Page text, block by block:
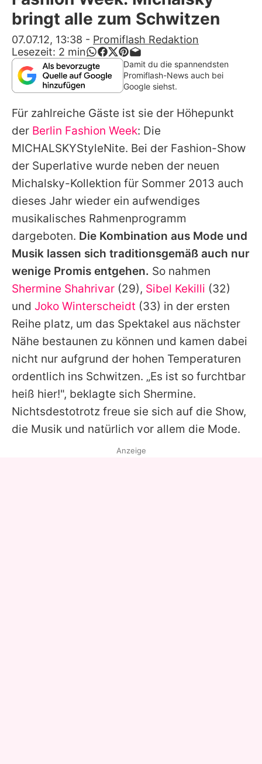
Alle Themen auf Promiflash
App runterladen
Team
Redaktionelle Richtlinien
Impressum
Datenschutzerklärung
Nutzungsbedingungen
Utiq verwalten
bringt alle zum Schwitzen
07.07.12, 13:38 - Promiflash Redaktion
Lesezeit: 2 min
Damit du die spannendsten
Promiflash-News auch bei
Google siehst.
Für zahlreiche Gäste ist sie der Höhepunkt
der Berlin Fashion Week: Die
MICHALSKYStyleNite. Bei der Fashion-Show
der Superlative wurde neben der neuen
Michalsky-Kollektion für Sommer 2013 auch
dieses Jahr wieder ein aufwendiges
musikalisches Rahmenprogramm
dargeboten. Die Kombination aus Mode und
Musik lassen sich traditionsgemäß auch nur
wenige Promis entgehen. So nahmen
Shermine Shahrivar (29), Sibel Kekilli (32)
und Joko Winterscheidt (33) in der ersten
Reihe platz, um das Spektakel aus nächster
Nähe bestaunen zu können und kamen dabei
nicht nur aufgrund der hohen Temperaturen
ordentlich ins Schwitzen. „Es ist so furchtbar
heiß hier!", beklagte sich Shermine.
Nichtsdestotrotz freue sie sich auf die Show,
die Musik und natürlich vor allem die Mode.
Anzeige